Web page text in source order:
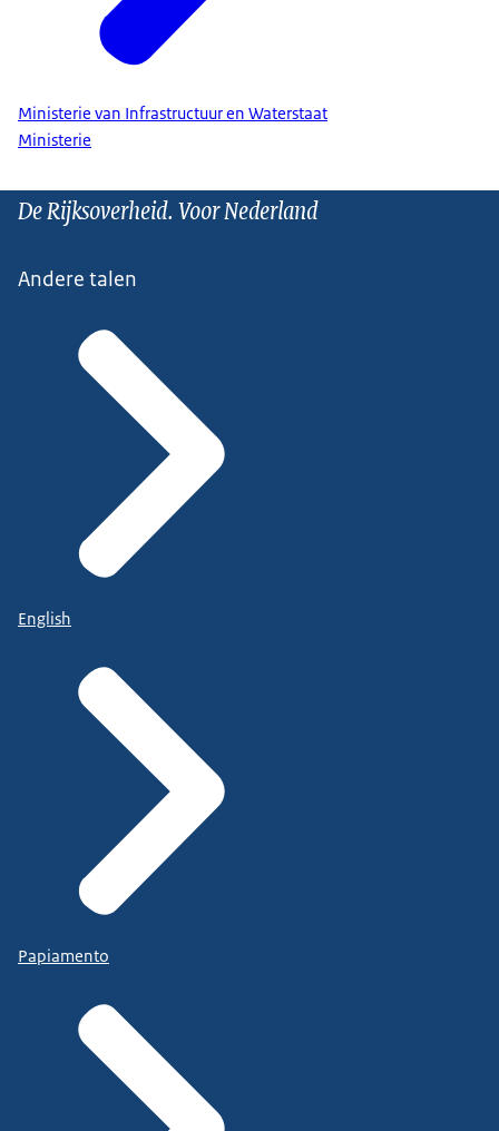
Ministerie van Infrastructuur en Waterstaat
Ministerie
De Rijksoverheid. Voor Nederland
Andere talen
English
Papiamento